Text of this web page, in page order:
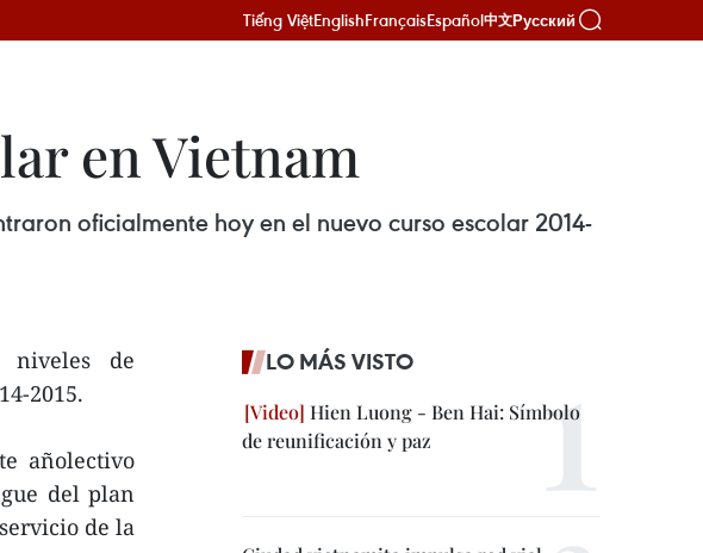
Tiếng ViệtEnglishFrançaisEspañol中文Русский
en Vietnam
oficialmente hoy en el nuevo curso escolar 2014-
niveles de
2015.
añolectivo
del plan
de la
LO MÁS VISTO
Hien Luong - Ben Hai: Símbolo
de reunificación y paz